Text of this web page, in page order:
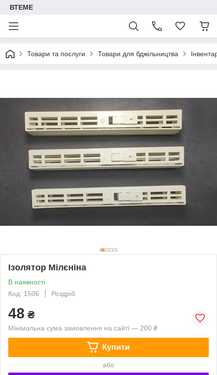
ВТЕМЕ
Товари та послуги Товари для бджільництва
Ізолятор Мілєніна
В наявності
Код: 1506
Роздріб
48 ₴
Мінімальна сума замовлення на сайті — 200 ₴
Купити
або